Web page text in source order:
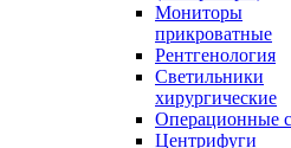
Мониторы
прикроватные
Рентгенология
Светильники
хирургические
Операционные
Центрифуги